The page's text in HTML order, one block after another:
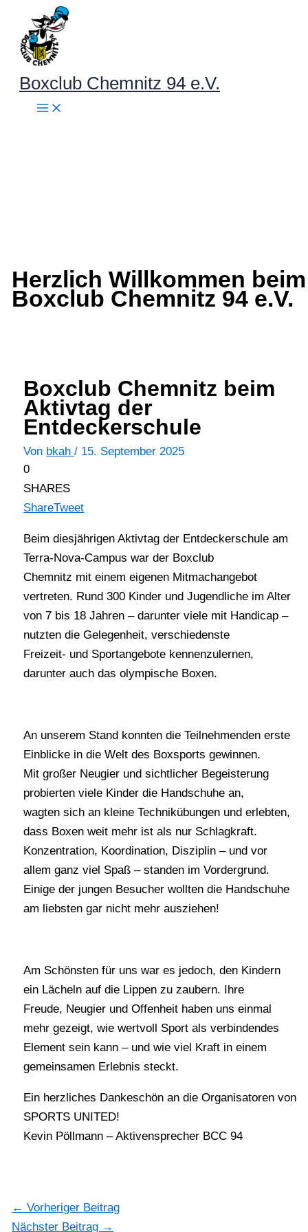
Inhalt
springen
Boxclub Chemnitz 94 e.V.
Herzlich Willkommen beim
Boxclub Chemnitz 94 e.V.
Boxclub Chemnitz beim
Aktivtag der
Entdeckerschule
Von bkah/ 15. September 2025
0
SHARES
ShareTweet
Beim diesjährigen Aktivtag der Entdeckerschule am
Terra-Nova-Campus war der Boxclub
Chemnitz mit einem eigenen Mitmachangebot
vertreten. Rund 300 Kinder und Jugendliche im Alter
von 7 bis 18 Jahren – darunter viele mit Handicap –
nutzten die Gelegenheit, verschiedenste
Freizeit- und Sportangebote kennenzulernen,
darunter auch das olympische Boxen.
An unserem Stand konnten die Teilnehmenden erste
Einblicke in die Welt des Boxsports gewinnen.
Mit großer Neugier und sichtlicher Begeisterung
probierten viele Kinder die Handschuhe an,
wagten sich an kleine Technikübungen und erlebten,
dass Boxen weit mehr ist als nur Schlagkraft.
Konzentration, Koordination, Disziplin – und vor
allem ganz viel Spaß – standen im Vordergrund.
Einige der jungen Besucher wollten die Handschuhe
am liebsten gar nicht mehr ausziehen!
Am Schönsten für uns war es jedoch, den Kindern
ein Lächeln auf die Lippen zu zaubern. Ihre
Freude, Neugier und Offenheit haben uns einmal
mehr gezeigt, wie wertvoll Sport als verbindendes
Element sein kann – und wie viel Kraft in einem
gemeinsamen Erlebnis steckt.
Ein herzliches Dankeschön an die Organisatoren von
SPORTS UNITED!
Kevin Pöllmann – Aktivensprecher BCC 94
← Vorheriger Beitrag
Nächster Beitrag →